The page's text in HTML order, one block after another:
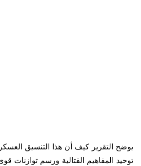
يوضح التقرير كيف أن هذا التنسيق
توحيد المفاهيم القتالية ورسم توازنات